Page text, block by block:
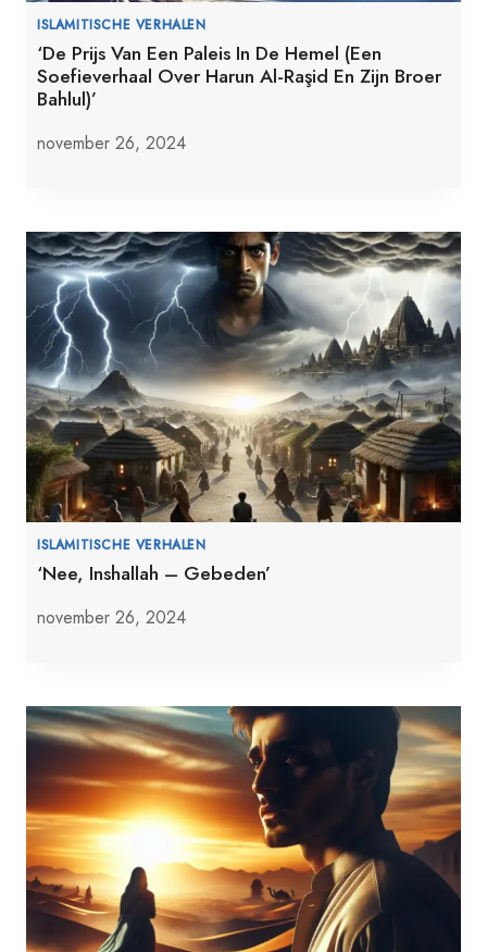
ISLAMITISCHE VERHALEN
‘De Prijs Van Een Paleis In De Hemel (Een
Soefieverhaal Over Harun Al-Raşid En Zijn Broer
Bahlul)’
november 26, 2024
ISLAMITISCHE VERHALEN
‘Nee, Inshallah – Gebeden’
november 26, 2024